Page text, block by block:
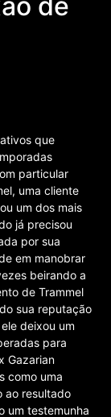
que
particular
uma cliente
um dos mais
já precisou
por sua
em manobrar
beirando a
de Trammel
sua reputação
deixou um
para
Gazarian
como uma
ao resultado
um testemunha